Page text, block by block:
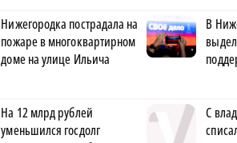
Нижегородка пострадала на
пожаре в многоквартирном
доме на улице Ильича
В
На 12 млрд рублей
уменьшился госдолг
С